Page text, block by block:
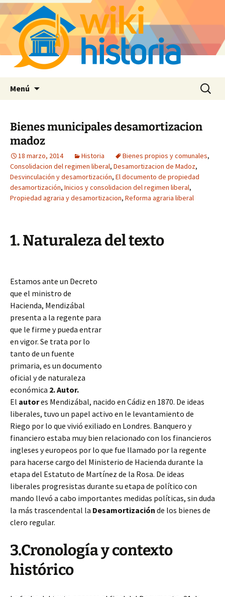
Menú Buscar:
Bienes municipales desamortizacion
madoz
18 marzo, 2014 Historia Bienes propios y comunales,
Consolidacion del regimen liberal, Desamortizacion de Madoz,
Desvinculación y desamortización, El documento de propiedad
desamortización, Inicios y consolidacion del regimen liberal,
Propiedad agraria y desamortizacion, Reforma agraria liberal
1. Naturaleza del texto
Estamos ante un Decreto
que el ministro de
Hacienda, Mendizábal
presenta a la regente para
que le firme y pueda entrar
en vigor. Se trata por lo
tanto de un fuente
primaria, es un documento
oficial y de naturaleza
económica 2. Autor.
El autores Mendizábal, nacido en Cádiz en 1870. De ideas
liberales, tuvo un papel activo en le levantamiento de
Riego por lo que vivió exiliado en Londres. Banquero y
financiero estaba muy bien relacionado con los financieros
ingleses y europeos por lo que fue llamado por la regente
para hacerse cargo del Ministerio de Hacienda durante la
etapa del Estatuto de Martínez de la Rosa. De ideas
liberales progresistas durante su etapa de político con
mando llevó a cabo importantes medidas políticas, sin duda
la más trascendental la Desamortización de los bienes de
clero regular.
3.Cronología y contexto
histórico